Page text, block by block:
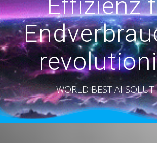
WORLD BEST AI